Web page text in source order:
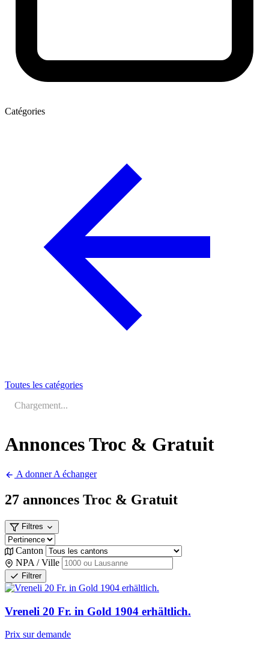
Catégories
Toutes les catégories
Chargement...
Annonces Troc & Gratuit
A donnerA échanger
27 annonces Troc & Gratuit
Filtres
Canton
NPA / Ville
Filtrer
Vreneli 20 Fr. in Gold 1904 erhältlich.
Prix sur demande